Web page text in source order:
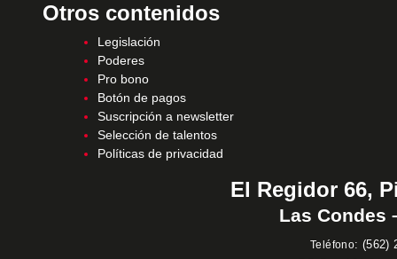
Otros contenidos
Legislación
Poderes
Pro bono
Botón de pagos
Suscripción a newsletter
Selección de talentos
Políticas de privacidad
El Regidor 66,
Las Condes
Teléfono: (562)